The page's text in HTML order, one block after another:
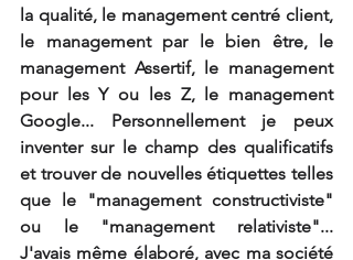
la qualité, le management centré client,
le management par le bien être, le
management Assertif, le management
pour les Y ou les Z, le management
Google... Personnellement je peux
inventer sur le champ des qualificatifs
et trouver de nouvelles étiquettes telles
que le "management constructiviste"
ou le "management relativiste"...
J'avais même élaboré, avec ma société